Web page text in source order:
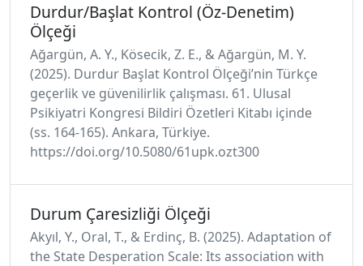
Durdur/Başlat Kontrol (Öz-Denetim)
Ölçeği
Ağargün, A. Y., Kösecik, Z. E., & Ağargün, M. Y.
(2025). Durdur Başlat Kontrol Ölçeği’nin Türkçe
geçerlik ve güvenilirlik çalışması. 61. Ulusal
Psikiyatri Kongresi Bildiri Özetleri Kitabı içinde
(ss. 164-165). Ankara, Türkiye.
https://doi.org/10.5080/61upk.ozt300
Durum Çaresizliği Ölçeği
Akyıl, Y., Oral, T., & Erdinç, B. (2025). Adaptation of
the State Desperation Scale: Its association with